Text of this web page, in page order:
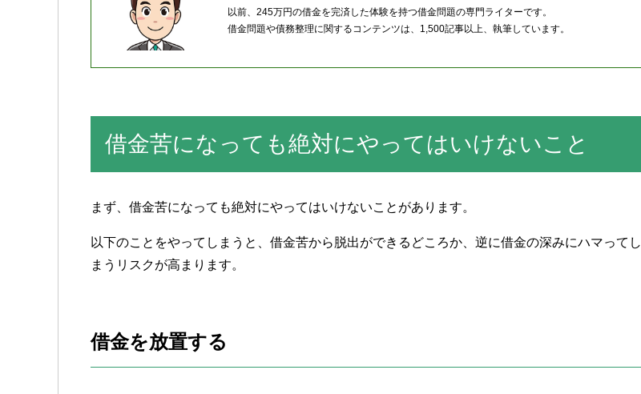
以前、245万円の借金を完済した体験を持つ借金問題の専門ライターです。
借金問題や債務整理に関するコンテンツは、1,500記事以上、執筆しています。
借金苦になっても絶対にやってはいけないこと
まず、借金苦になっても絶対にやってはいけないことがあります。
以下のことをやってしまうと、借金苦から脱出ができるどころか、逆に借金の深みにハマってし
まうリスクが高まります。
借金を放置する